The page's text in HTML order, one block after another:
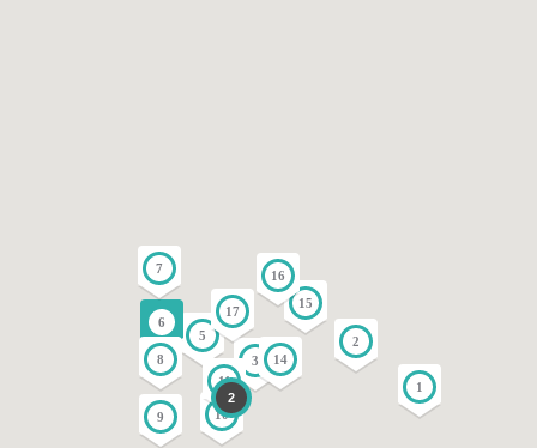
1
2
3
5
6
7
8
9 10
11
14
15
16
17
2